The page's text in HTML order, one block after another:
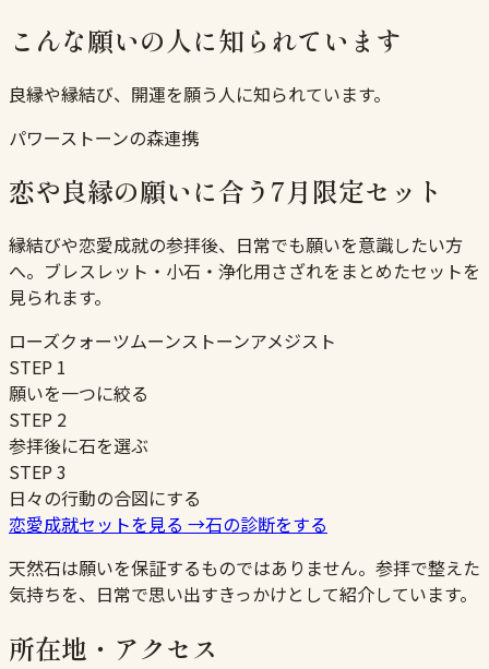
こんな願いの人に知られています
良縁や縁結び、開運を願う人に知られています。
パワーストーンの森連携
恋や良縁の願いに合う7月限定セット
縁結びや恋愛成就の参拝後、日常でも願いを意識したい方
へ。ブレスレット・小石・浄化用さざれをまとめたセットを
見られます。
ローズクォーツムーンストーンアメジスト
STEP 1
願いを一つに絞る
STEP 2
参拝後に石を選ぶ
STEP3
日々の行動の合図にする
恋愛成就セットを見る →石の診断をする
天然石は願いを保証するものではありません。参拝で整えた
気持ちを、日常で思い出すきっかけとして紹介しています。
所在地・アクセス